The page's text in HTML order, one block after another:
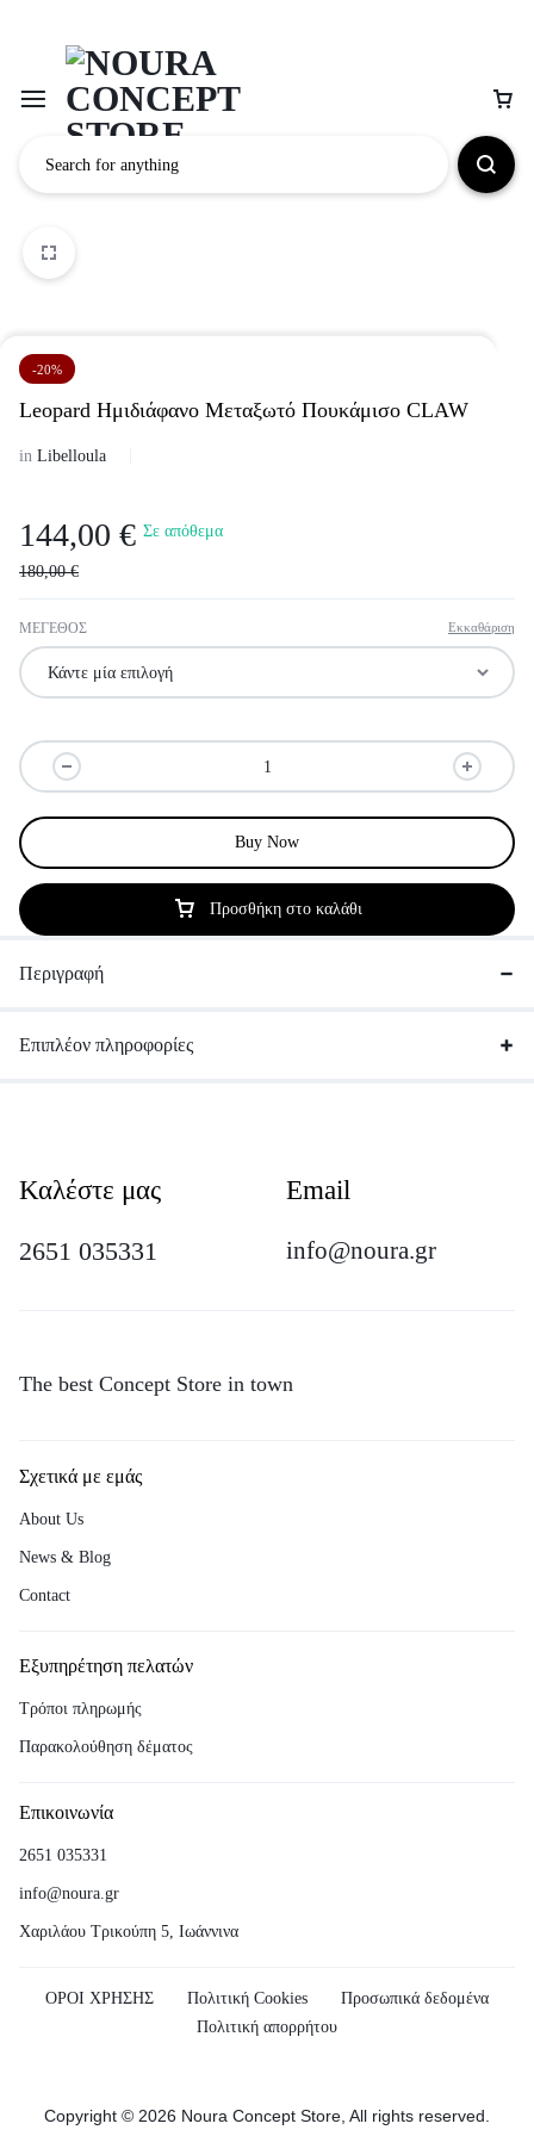
-20%
Leopard Ημιδιάφανο Μεταξωτό Πουκάμισο CLAW
in Libelloula
144,00 €
180,00€
Σε απόθεμα
ΜΕΓΕΘΟΣ Εκκαθάριση
Προσθήκη στο καλάθι
Buy Now
Περιγραφή
Επιπλέον πληροφορίες
Καλέστε μας
2651 035331
Email
info@noura.gr
The best Concept Store in town
Σχετικά με εμάς
About Us
News & Blog
Contact
Εξυπηρέτηση πελατών
Τρόποι πληρωμής
Παρακολούθηση δέματος
Επικοινωνία
2651 035331
info@noura.gr
Χαριλάου Τρικούπη 5, Ιωάννινα
ΟΡΟΙ ΧΡΗΣΗΣ Πολιτική Cookies
Προσωπικά δεδομένα
Πολιτική απορρήτου
Copyright © 2026 Noura Concept Store, All rights reserved.